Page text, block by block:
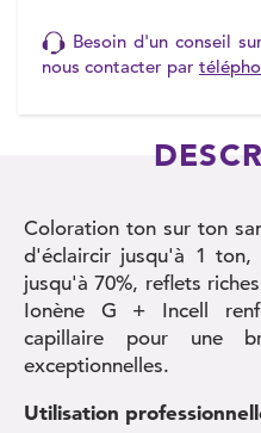
Besoin d'un conseil
nous contacter par
Coloration ton sur ton
d'éclaircir jusqu'à 1 ton,
jusqu'à 70%, reflets
Ionène G + Incell
capillaire pour une
exceptionnelles.
Utilisation